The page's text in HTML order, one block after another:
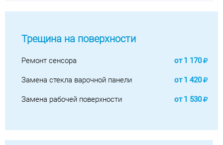
Трещина на поверхности
Ремонт сенсора от 1 170
Замена стекла варочной панели от 1 420
Замена рабочей поверхности от 1 530